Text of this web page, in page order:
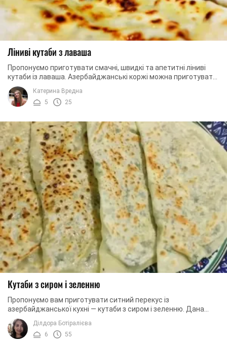
Ліниві кутаби з лаваша
Пропонуємо приготувати смачні, швидкі та апетитні ліниві
кутаби із лаваша. Азербайджанські коржі можна приготувати
максимально швидко з самого ...
Катерина Вредна
5
25
Кутаби з сиром і зеленню
Пропонуємо вам приготувати ситний перекус із
азербайджанської кухні — кутаби з сиром і зеленню. Дана
страва точно сподобається у вашій сім'ї та рідні ...
Ділдора Ботіралієва
6
55